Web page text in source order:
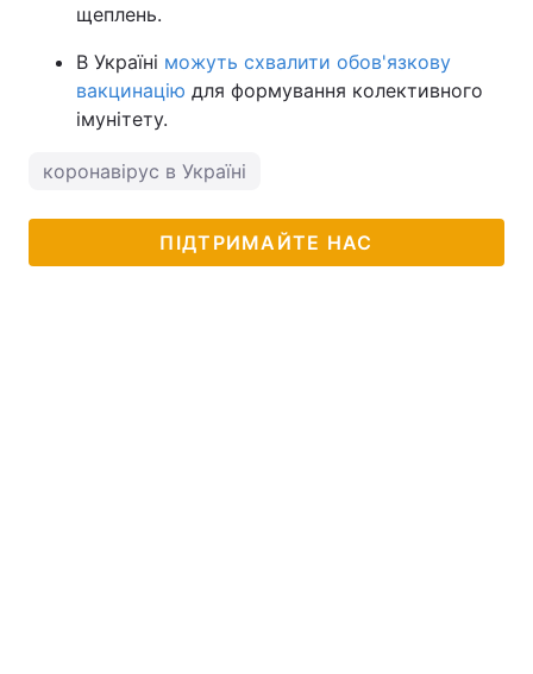
щеплень.
В Україні можуть схвалити обов'язкову
вакцинацію для формування колективного
імунітету.
коронавірус в Україні
ПІДТРИМАЙТЕ НАС